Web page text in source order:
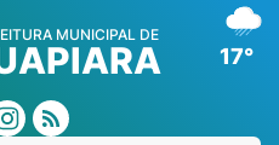
MUNICIPAL DE
17°